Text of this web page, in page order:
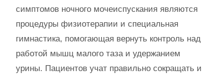
симптомов ночного мочеиспускания являются
процедуры физиотерапии и специальная
гимнастика, помогающая вернуть контроль над
работой мышц малого таза и удержанием
урины. Пациентов учат правильно сокращать и